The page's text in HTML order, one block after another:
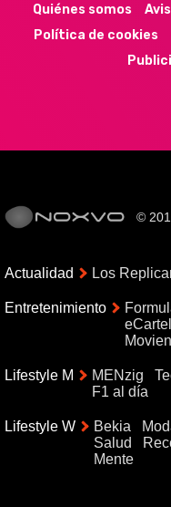
Quiénes somos
Política de cookies
©
Actualidad Los
Entretenimiento
Lifestyle M MENzig
F1 al día
Lifestyle W Bekia
Salud
Mente